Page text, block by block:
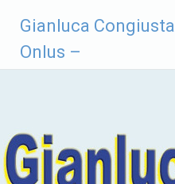
contenuto
Gianluca Congiusta
Onlus –